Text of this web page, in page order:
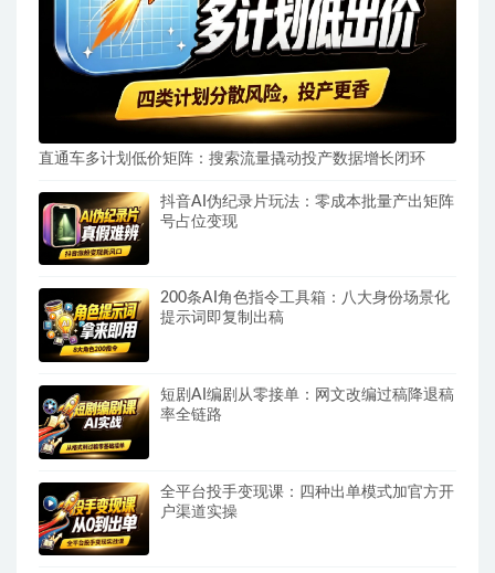
直通车多计划低价矩阵：搜索流量撬动投产数据增长闭环
抖音AI伪纪录片玩法：零成本批量产出矩阵
号占位变现
200条AI角色指令工具箱：八大身份场景化
提示词即复制出稿
短剧AI编剧从零接单：网文改编过稿降退稿
率全链路
全平台投手变现课：四种出单模式加官方开
户渠道实操